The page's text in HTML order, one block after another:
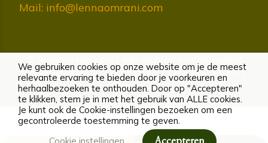
Mail: info@lennaomrani.com
Cookies|Privacybeleid|Algemene voorwaarden|
Disclaimer
We gebruiken cookies op onze website om je de meest
relevante ervaring te bieden door je voorkeuren en
herhaalbezoeken te onthouden. Door op "Accepteren"
te klikken, stem je in met het gebruik van ALLE cookies.
Je kunt ook de Cookie-instellingen bezoeken om een
gecontroleerde toestemming te geven.